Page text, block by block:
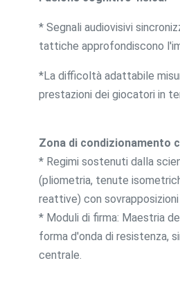
* Segnali audiovisivi
tattiche approfondiscono
*La difficoltà adattabile
prestazioni dei giocatori in
Zona di condizionamento
* Regimi sostenuti dalla
(pliometria, tenute
reattive) con
* Moduli di firma: Maestria
forma d'onda di resistenza,
centrale.